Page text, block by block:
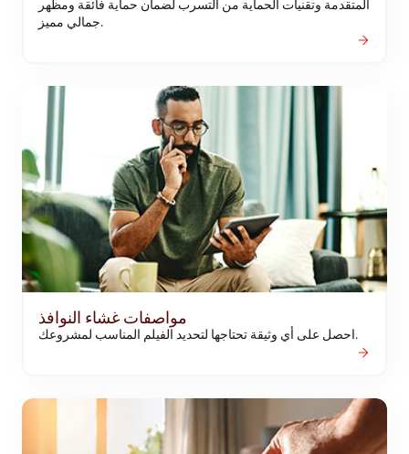
المتقدمة وتقنيات الحماية من التسرب لضمان حماية فائقة ومظهر
جمالي مميز.
مواصفات غشاء النوافذ
احصل على أي وثيقة تحتاجها لتحديد الفيلم المناسب لمشروعك.